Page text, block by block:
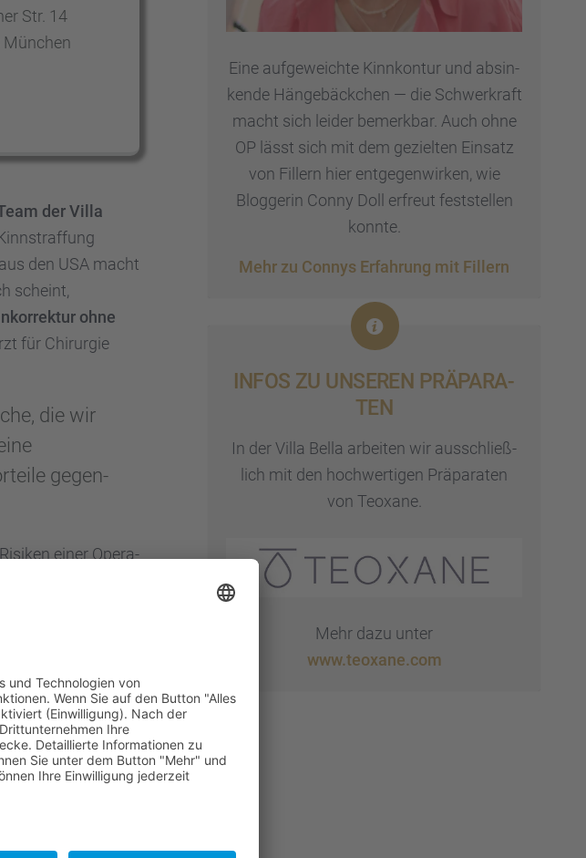
Str. 14
München
der Villa
den USA macht
scheint,
ohne
für Chirur­gie
die wir
gegen­
einer Opera­
unserer
bewährte
verspre­chen.
Fältchen in
größere
zumFacelift
ist eine gründ­li­
Patien­ten­ge­
Analyse und
Eine aufge­weichte Kinnkon­tur und absin­
kende Hänge­bäck­chen — die Schwer­kraft
macht sich leider bemerk­bar. Auch ohne
OP lässt sich mit dem geziel­ten Einsatz
von Fillern hier entge­gen­wir­ken, wie
Blogge­rin Conny Doll erfreut feststel­len
konnte.
Mehr zu Connys Erfah­rung mit Fillern
INFOS ZU UNSEREN PRÄPA­RA­
TEN
In der Villa Bella arbei­ten wir ausschließ­
lich mit den hochwer­ti­gen Präpa­ra­ten
von Teoxane.
Mehr dazu unter
www.teoxane.com